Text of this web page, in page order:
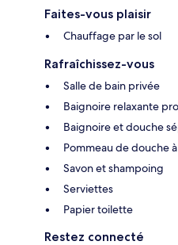
Faites-vous plaisir
Chauffage par le sol
Rafraîchissez-vous
Salle de bain privée
Baignoire relaxante
Baignoire et douche
Pommeau de douche
Savon et shampoing
Serviettes
Papier toilette
Restez connecté